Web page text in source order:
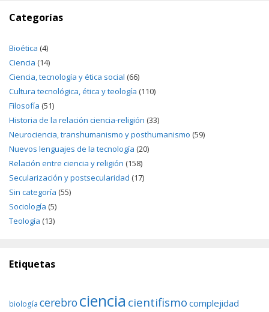
Categorías
Bioética (4)
Ciencia (14)
Ciencia, tecnología y ética social (66)
Cultura tecnológica, ética y teología (110)
Filosofía (51)
Historia de la relación ciencia-religión (33)
Neurociencia, transhumanismo y posthumanismo (59)
Nuevos lenguajes de la tecnología (20)
Relación entre ciencia y religión (158)
Secularización y postsecularidad (17)
Sin categoría (55)
Sociología (5)
Teología (13)
Etiquetas
biología cerebro ciencia cientifismo complejidad